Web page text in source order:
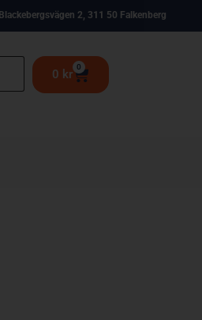
Blackebergsvägen 2, 311 50 Falkenberg
0 kr
0